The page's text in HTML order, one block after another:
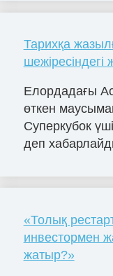
Тарихқа
шежіресіндегі
Елордадағы
өткен
Суперкубок
деп
«Толық
инвестормен
жатыр?»